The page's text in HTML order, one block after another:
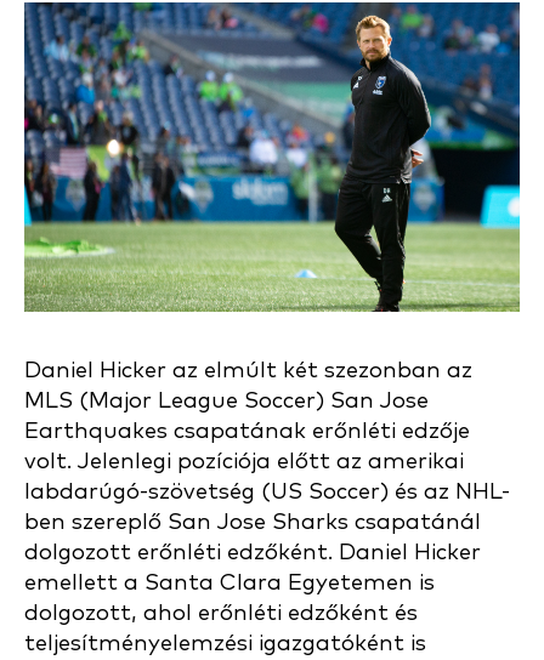
Daniel Hicker az elmúlt két szezonban az
MLS (Major League Soccer) San Jose
Earthquakes csapatának erőnléti edzője
volt. Jelenlegi pozíciója előtt az amerikai
labdarúgó-szövetség (US Soccer) és az NHL-
ben szereplő San Jose Sharks csapatánál
dolgozott erőnléti edzőként. Daniel Hicker
emellett a Santa Clara Egyetemen is
dolgozott, ahol erőnléti edzőként és
teljesítményelemzési igazgatóként is